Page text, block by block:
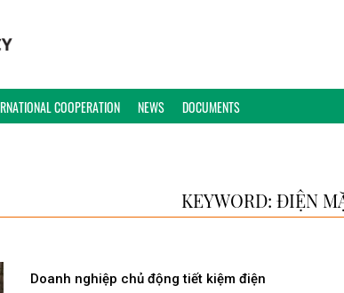
COOPERATION NEWS DOCUMENTS
KEYWORD: ĐIỆN
Doanh nghiệp chủ động tiết kiệm điện